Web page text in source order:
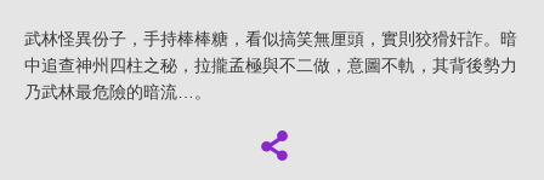
武林怪異份子，手持棒棒糖，看似搞笑無厘頭，實則狡猾奸詐。暗
中追查神州四柱之秘，拉攏孟極與不二做，意圖不軌，其背後勢力
乃武林最危險的暗流…。